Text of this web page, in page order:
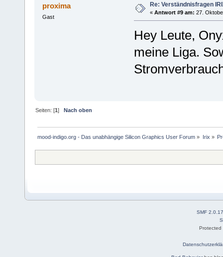
proxima
Gast
Re: Verständnisfragen
« Antwort #9 am: 27.
Hey Leute,
meine Liga.
Seiten: [1]Nach oben
mood-indigo.org - Das unabhängige Silicon Graphics User Forum » Irix »
SMF 2.0.17